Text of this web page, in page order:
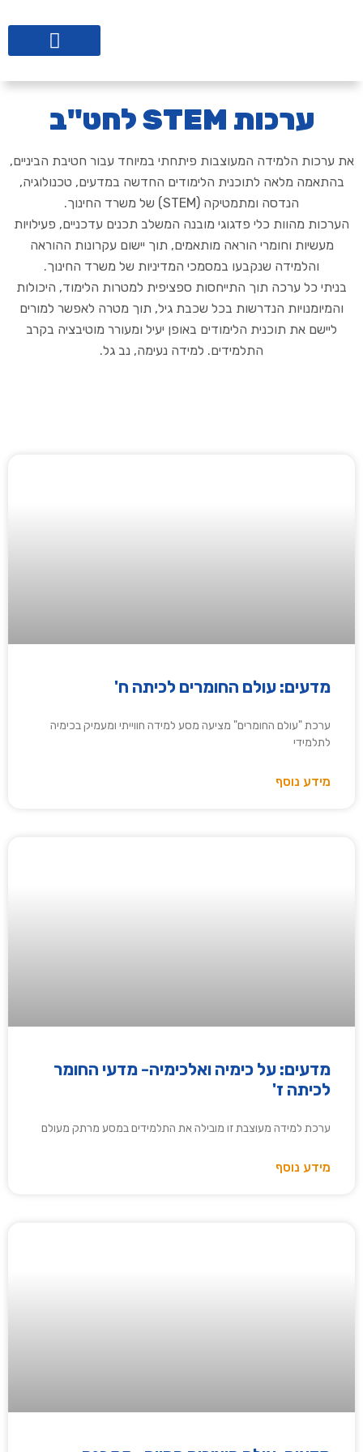
ערכות STEM לחט"ב
את ערכות הלמידה המעוצבות פיתחתי במיוחד עבור חטיבת הביניים,
בהתאמה מלאה לתוכנית הלימודים החדשה במדעים, טכנולוגיה,
הנדסה ומתמטיקה (STEM) של משרד החינוך.
הערכות מהוות כלי פדגוגי מובנה המשלב תכנים עדכניים, פעילויות
מעשיות וחומרי הוראה מותאמים, תוך יישום עקרונות ההוראה
והלמידה שנקבעו במסמכי המדיניות של משרד החינוך.
בניתי כל ערכה תוך התייחסות ספציפית למטרות הלימוד, היכולות
והמיומנויות הנדרשות בכל שכבת גיל, תוך מטרה לאפשר למורים
ליישם את תוכנית הלימודים באופן יעיל ומעורר מוטיבציה בקרב
התלמידים. למידה נעימה, נב גל.
מדעים: עולם החומרים לכיתה ח'
ערכת "עולם החומרים" מציעה מסע למידה חווייתי ומעמיק בכימיה
לתלמידי
מידע נוסף
מדעים: על כימיה ואלכימיה- מדעי החומר
לכיתה ז'
ערכת למידה מעוצבת זו מובילה את התלמידים במסע מרתק מעולם
מידע נוסף